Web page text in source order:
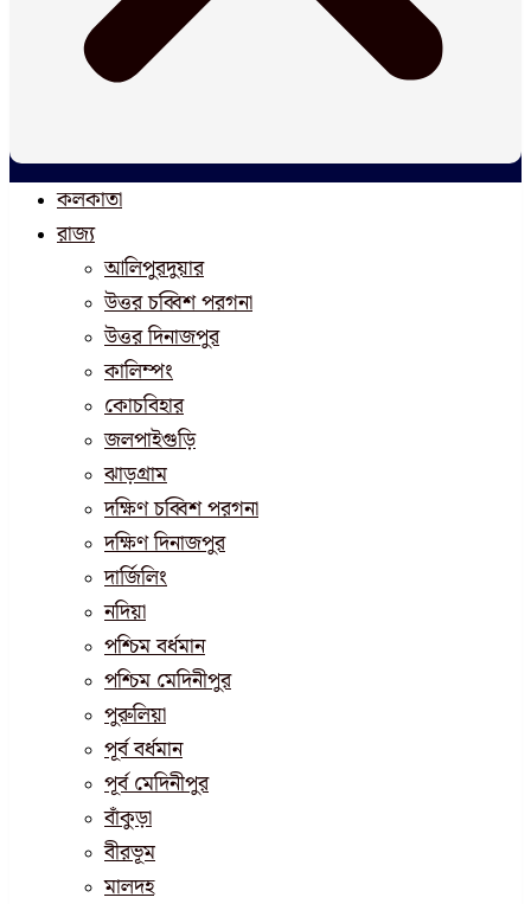
কলকাতা
রাজ্য
আলিপুরদুয়ার
উত্তর চব্বিশ পরগনা
উত্তর দিনাজপুর
কালিম্পং
কোচবিহার
জলপাইগুড়ি
ঝাড়গ্রাম
দক্ষিণ চব্বিশ পরগনা
দক্ষিণ দিনাজপুর
দার্জিলিং
নদিয়া
পশ্চিম বর্ধমান
পশ্চিম মেদিনীপুর
পুরুলিয়া
পূর্ব বর্ধমান
পূর্ব মেদিনীপুর
বাঁকুড়া
বীরভূম
মালদহ